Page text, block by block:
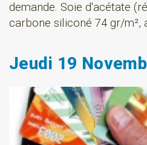
demande. Soie d'acétate
carbone siliconé 74 gr/m²,
Jeudi 19